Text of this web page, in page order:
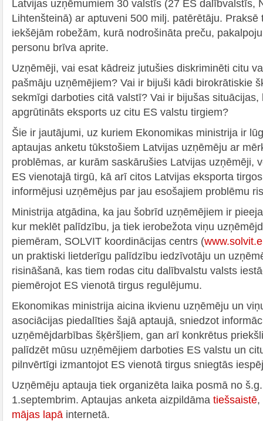
Latvijas uzņēmumiem 30 valstīs (27 ES dalībvalstīs,
Lihtenšteinā) ar aptuveni 500 milj. patērētāju.
iekšējām robežām, kurā nodrošināta preču,
personu brīva aprite.
Uzņēmēji, vai esat kādreiz jutušies diskriminēti citu
pašmāju uzņēmējiem? Vai ir bijuši kādi birokrātiskie
sekmīgi darboties citā valstī? Vai ir bijušas situācijas,
apgrūtināts eksports uz citu ES valstu tirgiem?
Šie ir jautājumi, uz kuriem Ekonomikas ministrija ir
aptaujas anketu tūkstošiem Latvijas uzņēmēju ar
problēmas, ar kurām saskārušies Latvijas uzņēmēji,
ES vienotajā tirgū, kā arī citos Latvijas eksporta
informējusi uzņēmējus par jau esošajiem problēmu
Ministrija atgādina, ka jau šobrīd uzņēmējiem ir
kur meklēt palīdzību, ja tiek ierobežota viņu
piemēram, SOLVIT koordinācijas centrs (
un praktiski lietderīgu palīdzību iedzīvotāju un
risināšanā, kas tiem rodas citu dalībvalstu valsts
piemērojot ES vienotā tirgus regulējumu.
Ekonomikas ministrija aicina ikvienu uzņēmēju un
asociācijas piedalīties šajā aptaujā, sniedzot
uzņēmējdarbības šķēršļiem, gan arī konkrētus
palīdzēt mūsu uzņēmējiem darboties ES valstu un
pilnvērtīgi izmantojot ES vienotā tirgus sniegtās
Uzņēmēju aptauja tiek organizēta laika posmā no
1.septembrim. Aptaujas anketa aizpildāma tiešsaistē,
mājas lapā internetā.